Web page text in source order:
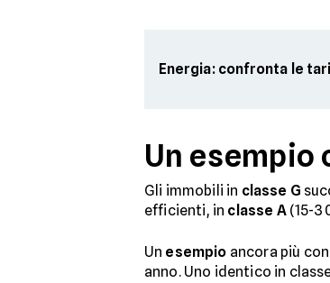
Energia: confronta le
Un esempio
Gli immobili in classe G
efficienti, in classe A(15-
Un esempio ancora più
anno. Uno identico in